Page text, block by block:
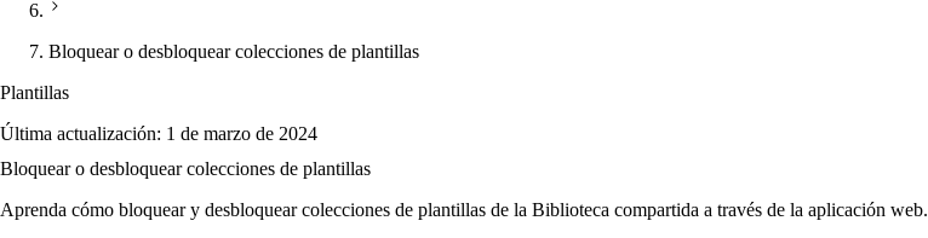
Bloquear o desbloquear colecciones de plantillas
Plantillas
Última actualización: 1 de marzo de 2024
Bloquear o desbloquear colecciones de plantillas
Aprenda cómo bloquear y desbloquear colecciones de plantillas de la Biblioteca compartida a través de la aplicación web.